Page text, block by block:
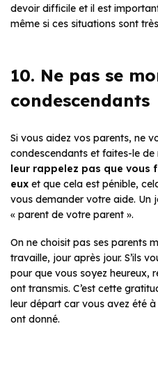
devoir difficile et il est
même si ces situations sont
10. Ne pas se
condescendants
Si vous aidez vos parents, ne
condescendants et faites-le de
leur rappelez pas que vous
eux et que cela est pénible,
vous demander votre aide. Un
« parent de votre parent ».
On ne choisit pas ses parents
travaille, jour après jour. S’ils
pour que vous soyez heureux,
ont transmis. C’est cette
leur départ car vous avez été à
ont donné.